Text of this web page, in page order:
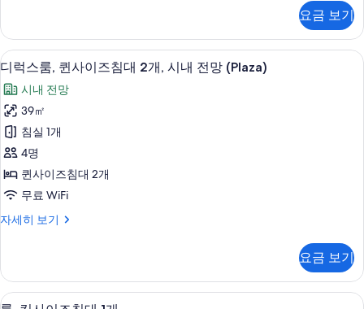
모
두
보
기
세
히
보
기
대
2
개,
장
애
인
지
원
사
진
보
기
퀸
사
이
즈
침
대
2
개,
장
애
인
지
자
보
기
요금 보기
디
럭
스
룸,
퀸
사
이
침
2
개,
고급 침구, 템퍼페딕 침대, 객실 내 금고
7
디럭스룸, 퀸사이즈침대 2개, 시내 전망 (Plaza)
시내 전망
39㎡
침실 1개
4명
퀸사이즈침대 2개
무료 WiFi
자세히 보기
디
퀸
사
요금 보기
룸,
고급 침구, 템퍼페딕 침대, 객실 내 금고